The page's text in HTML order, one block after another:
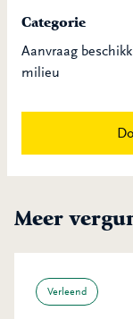
Categorie
Aanvraag
milieu
Meer
Verleend